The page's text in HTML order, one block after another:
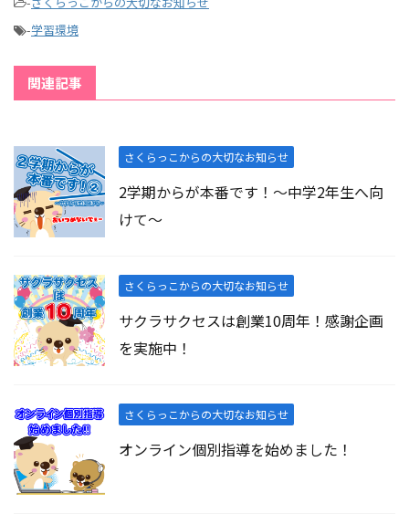
-学習環境
関連記事
さくらっこからの大切なお知らせ
2学期からが本番です！～中学2年生へ向
けて～
さくらっこからの大切なお知らせ
サクラサクセスは創業10周年！感謝企画
を実施中！
さくらっこからの大切なお知らせ
オンライン個別指導を始めました！